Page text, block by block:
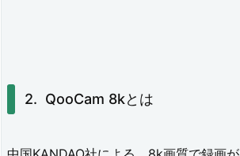
物 QooCam 8kとは